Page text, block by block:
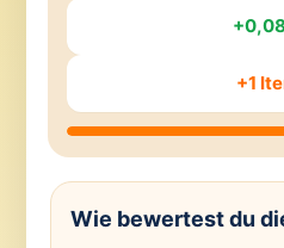
+1
Wie bewertest du